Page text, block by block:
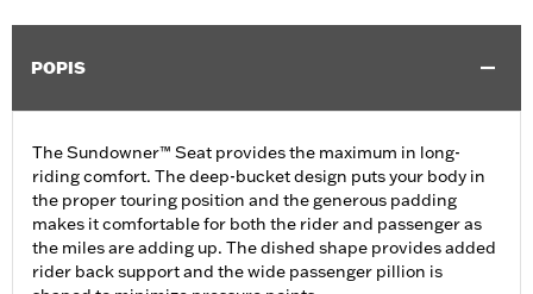
POPIS
The Sundowner™ Seat provides the maximum in long-
riding comfort. The deep-bucket design puts your body in
the proper touring position and the generous padding
makes it comfortable for both the rider and passenger as
the miles are adding up. The dished shape provides added
rider back support and the wide passenger pillion is